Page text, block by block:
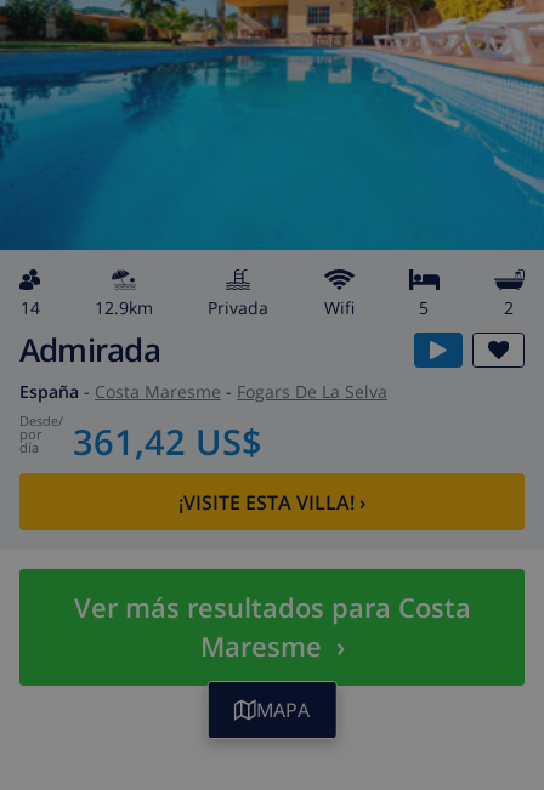
14 12.9km privada wifi 5 2
Admirada
España - Costa Maresme - Fogars De La Selva
desde/
por
día 361,42 US$
¡VISITE ESTA VILLA! ›
Ver más resultados para Costa
Maresme ›
MAPA